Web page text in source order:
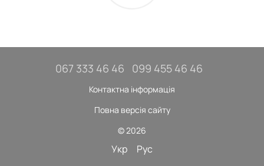
067 333 46 46 099 455 46 46
Контактна інформація
Повна версія сайту
© 2026
Укр Рус